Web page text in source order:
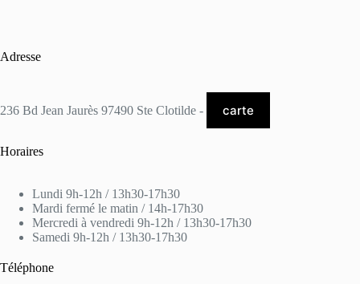
Adresse
236 Bd Jean Jaurès 97490 Ste Clotilde - carte
Horaires
Lundi 9h-12h / 13h30-17h30
Mardi fermé le matin / 14h-17h30
Mercredi à vendredi 9h-12h / 13h30-17h30
Samedi 9h-12h / 13h30-17h30
Téléphone